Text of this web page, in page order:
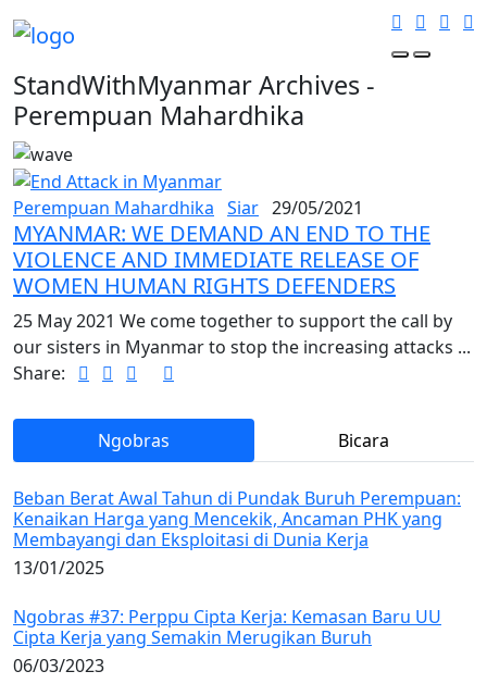
StandWithMyanmar Archives -
Perempuan Mahardhika
Perempuan Mahardhika Siar 29/05/2021
MYANMAR: WE DEMAND AN END TO THE
VIOLENCE AND IMMEDIATE RELEASE OF
WOMEN HUMAN RIGHTS DEFENDERS
25 May 2021 We come together to support the call by
our sisters in Myanmar to stop the increasing attacks ...
Share:
Ngobras Bicara
Beban Berat Awal Tahun di Pundak Buruh Perempuan:
Kenaikan Harga yang Mencekik, Ancaman PHK yang
Membayangi dan Eksploitasi di Dunia Kerja
13/01/2025
Ngobras #37: Perppu Cipta Kerja: Kemasan Baru UU
Cipta Kerja yang Semakin Merugikan Buruh
06/03/2023